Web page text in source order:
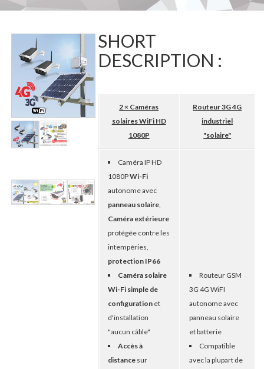
SHORT
DESCRIPTION :
2 × Caméras
solaires WiFi HD
1080P
Routeur 3G 4G
industriel
"solaire"
Caméra IP HD
1080PWi-Fi
autonome avec
panneau solaire,
Caméra extérieure
protégée contre les
intempéries,
protection IP66
Caméra solaire
Wi-Fi simple de
configurationet
d'installation
"aucun câble"
Accès à
distancesur
Routeur GSM
3G 4G WiFI
autonome avec
panneau solaire
et batterie
Compatible
avec la plupart de